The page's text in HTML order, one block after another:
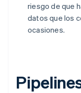
riesgo de que
datos que los
ocasiones.